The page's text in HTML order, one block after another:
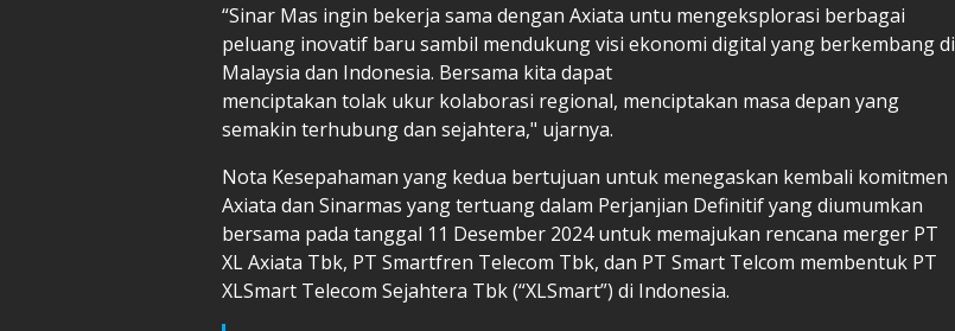
“Sinar Mas ingin bekerja sama dengan Axiata untu mengeksplorasi berbagai
peluang inovatif baru sambil mendukung visi ekonomi digital yang berkembang di
Malaysia dan Indonesia. Bersama kita dapat
menciptakan tolak ukur kolaborasi regional, menciptakan masa depan yang
semakin terhubung dan sejahtera," ujarnya.
Nota Kesepahaman yang kedua bertujuan untuk menegaskan kembali komitmen
Axiata dan Sinarmas yang tertuang dalam Perjanjian Definitif yang diumumkan
bersama pada tanggal 11 Desember 2024 untuk memajukan rencana merger PT
XL Axiata Tbk, PT Smartfren Telecom Tbk, dan PT Smart Telcom membentuk PT
XLSmart Telecom Sejahtera Tbk (“XLSmart”) di Indonesia.